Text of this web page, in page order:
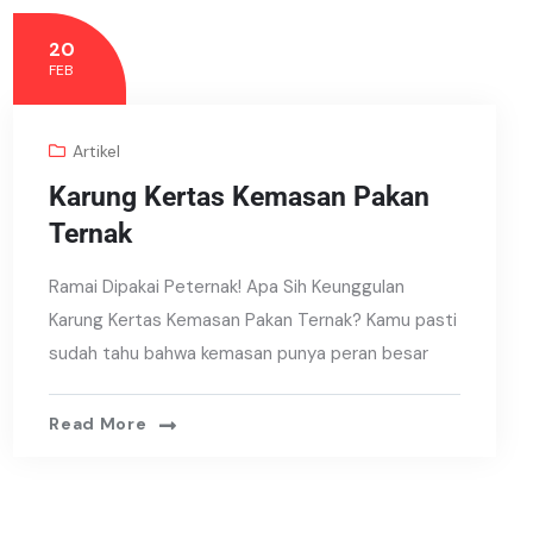
20
FEB
Artikel
Karung Kertas Kemasan Pakan
Ternak
Ramai Dipakai Peternak! Apa Sih Keunggulan
Karung Kertas Kemasan Pakan Ternak? Kamu pasti
sudah tahu bahwa kemasan punya peran besar
Read More